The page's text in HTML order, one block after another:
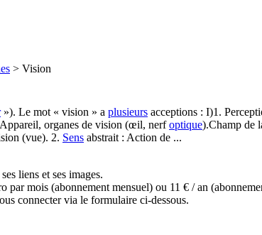
> Vision
»). Le mot « vision » a plusieurs acceptions : I)1.
organes de vision (œil, nerfoptique).Champ de
(vue). 2. Sens abstrait : Action de ...
liens et ses images.
par mois (abonnement mensuel) ou 11 € / an
connecter via le formulaire ci-dessous.